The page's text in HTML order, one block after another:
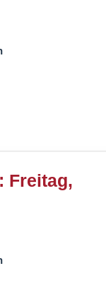
Freitag,